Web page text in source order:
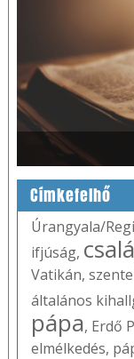
Címkefelhő
Úrangyala/
ifjúság,
Vatikán,
általános
pápa, Erdő
elmélkedés,